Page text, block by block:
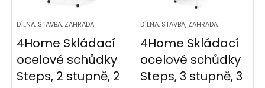
DÍLNA, STAVBA, ZAHRADA
4Home Skládací
ocelové schůdky
Steps, 2 stupně, 2
DÍLNA, STAVBA, ZAHRADA
4Home Skládací
ocelové schůdky
Steps, 3 stupně, 3